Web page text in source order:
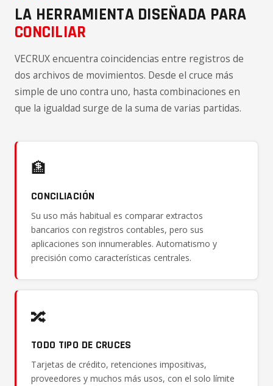
LA HERRAMIENTA DISEÑADA PARA
CONCILIAR
VECRUX encuentra coincidencias entre registros de
dos archivos de movimientos. Desde el cruce más
simple de uno contra uno, hasta combinaciones en
que la igualdad surge de la suma de varias partidas.
🏦
CONCILIACIÓN
Su uso más habitual es comparar extractos
bancarios con registros contables, pero sus
aplicaciones son innumerables. Automatismo y
precisión como características centrales.
🔀
TODO TIPO DE CRUCES
Tarjetas de crédito, retenciones impositivas,
proveedores y muchos más usos, con el solo límite